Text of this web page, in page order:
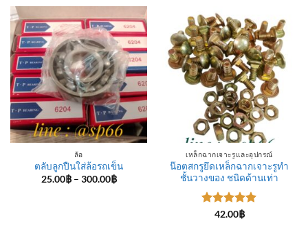
ล้อ
ตลับลูกปืนใส่ล้อรถเข็น
25.00฿ – 300.00฿Price
เหล็กฉากเจาะรูและอุปกรณ์
น๊อตสกรูยึดเหล็กฉากเจาะรูทำ
ชั้นวางของ ชนิดด้านเท่า
ให้คะแนน
42.00฿